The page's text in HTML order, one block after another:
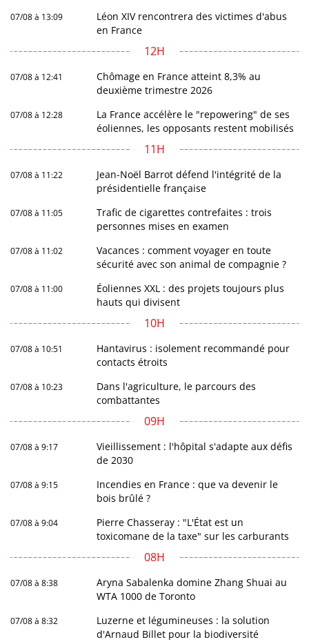
07/08 à 13:09
Léon XIV rencontrera des victimes d'abus
en France
12H
07/08 à 12:41
Chômage en France atteint 8,3% au
deuxième trimestre 2026
07/08 à 12:28
La France accélère le "repowering" de ses
éoliennes, les opposants restent mobilisés
11H
07/08 à 11:22
Jean-Noël Barrot défend l'intégrité de la
présidentielle française
07/08 à 11:05
Trafic de cigarettes contrefaites : trois
personnes mises en examen
07/08 à 11:02
Vacances : comment voyager en toute
sécurité avec son animal de compagnie ?
07/08 à 11:00
Éoliennes XXL : des projets toujours plus
hauts qui divisent
10H
07/08 à 10:51
Hantavirus : isolement recommandé pour
contacts étroits
07/08 à 10:23
Dans l'agriculture, le parcours des
combattantes
09H
07/08 à 9:17
Vieillissement : l'hôpital s'adapte aux défis
de 2030
07/08 à 9:15
Incendies en France : que va devenir le
bois brûlé ?
07/08 à 9:04
Pierre Chasseray : "L'État est un
toxicomane de la taxe" sur les carburants
08H
07/08 à 8:38
Aryna Sabalenka domine Zhang Shuai au
WTA 1000 de Toronto
07/08 à 8:32
Luzerne et légumineuses : la solution
d'Arnaud Billet pour la biodiversité